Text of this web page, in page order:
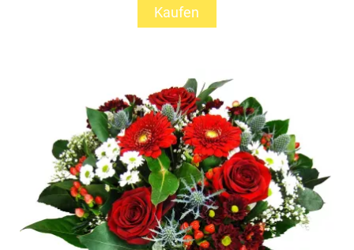
Kaufen